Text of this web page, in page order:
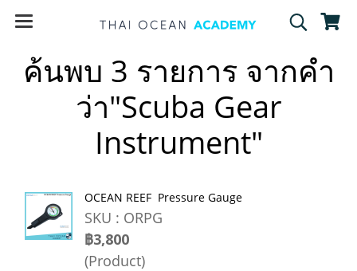
ค้นพบ 3 รายการ จากคำ
ว่า"Scuba Gear
Instrument"
OCEAN REEF Pressure Gauge
SKU : ORPG
฿3,800
(Product)